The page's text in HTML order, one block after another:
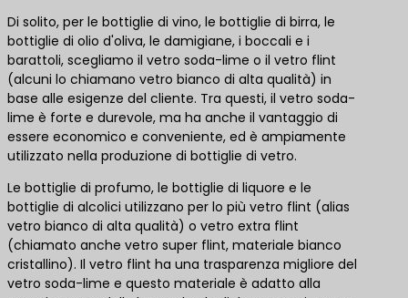
Di solito, per le bottiglie di vino, le bottiglie di birra, le
bottiglie di olio d'oliva, le damigiane, i boccali e i
barattoli, scegliamo il vetro soda-lime o il vetro flint
(alcuni lo chiamano vetro bianco di alta qualità) in
base alle esigenze del cliente. Tra questi, il vetro soda-
lime è forte e durevole, ma ha anche il vantaggio di
essere economico e conveniente, ed è ampiamente
utilizzato nella produzione di bottiglie di vetro.
Le bottiglie di profumo, le bottiglie di liquore e le
bottiglie di alcolici utilizzano per lo più vetro flint (alias
vetro bianco di alta qualità) o vetro extra flint
(chiamato anche vetro super flint, materiale bianco
cristallino). Il vetro flint ha una trasparenza migliore del
vetro soda-lime e questo materiale è adatto alla